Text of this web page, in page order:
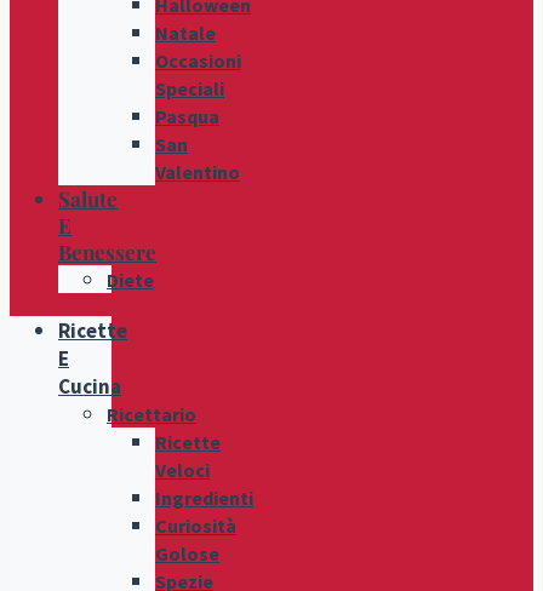
Halloween
Natale
Occasioni
Speciali
Pasqua
San
Valentino
Salute
E
Benessere
Diete
Ricette
E
Cucina
Ricettario
Ricette
Veloci
Ingredienti
Curiosità
Golose
Spezie